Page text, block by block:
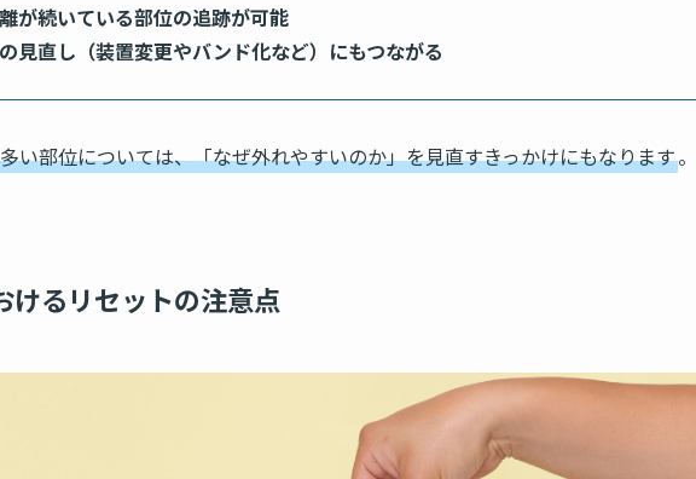
が続いている部位の追跡が可能
見直し（装置変更やバンド化など）にもつながる
い部位については、「なぜ外れやすいのか」を見直すきっかけにもなります。
けるリセットの注意点